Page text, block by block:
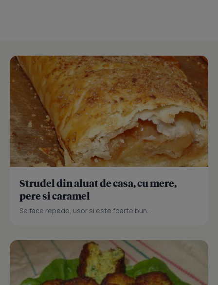
Strudel din aluat de casa, cu mere,
pere si caramel
Se face repede, usor si este foarte bun...